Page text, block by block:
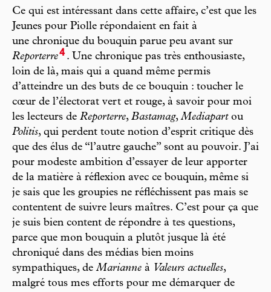
Ce qui est intéressant dans cette affaire, c’est que les
Jeunes pour Piolle répondaient en fait à
une chronique du bouquin parue peu avant sur
Reporterre4. Une chronique pas très enthousiaste,
loin de là, mais qui a quand même permis
d’atteindre un des buts de ce bouquin : toucher le
cœur de l’électorat vert et rouge, à savoir pour moi
les lecteurs de Reporterre, Bastamag,Mediapart ou
Politis, qui perdent toute notion d’esprit critique dès
que des élus de “l’autre gauche” sont au pouvoir. J’ai
pour modeste ambition d’essayer de leur apporter
de la matière à réflexion avec ce bouquin, même si
je sais que les groupies ne réfléchissent pas mais se
contentent de suivre leurs maîtres. C’est pour ça que
je suis bien content de répondre à tes questions,
parce que mon bouquin a plutôt jusque là été
chroniqué dans des médias bien moins
sympathiques, de Marianne à Valeurs actuelles,
malgré tous mes efforts pour me démarquer de